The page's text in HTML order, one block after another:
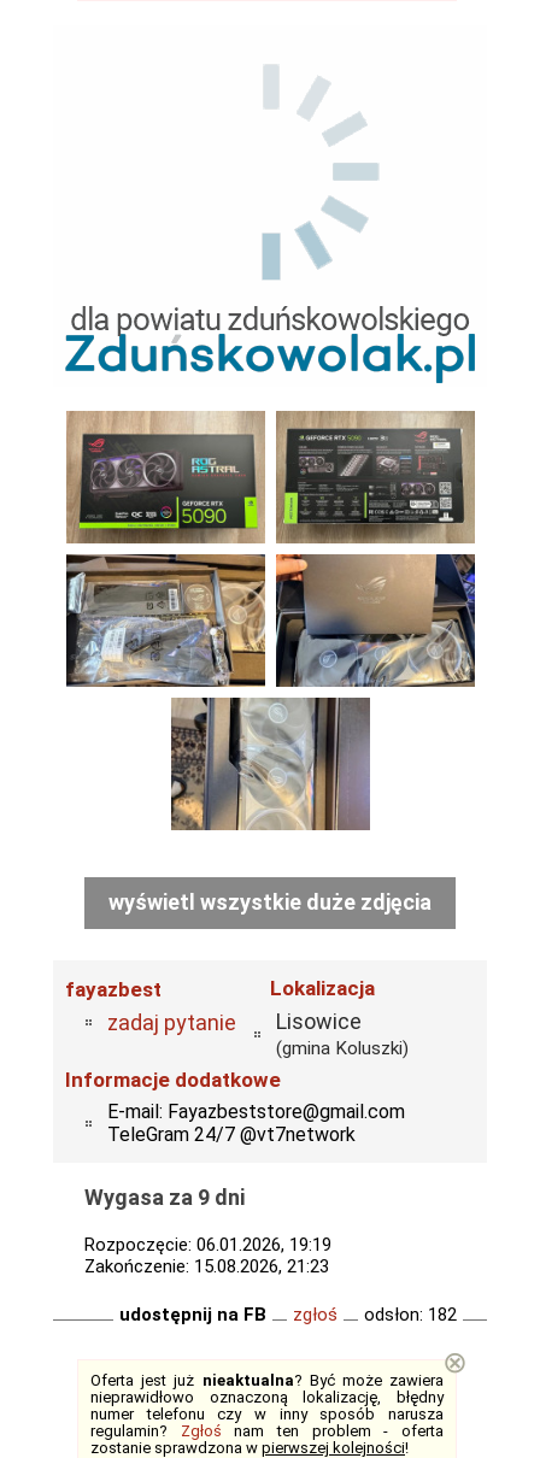
wyświetl wszystkie duże zdjęcia
fayazbest
zadaj pytanie
Lokalizacja
Lisowice
(gmina Koluszki)
Informacje dodatkowe
E-mail: Fayazbeststore@gmail.com
TeleGram 24/7 @vt7network
Wygasa za 9 dni
Rozpoczęcie: 06.01.2026, 19:19
Zakończenie: 15.08.2026, 21:23
udostępnij na FB zgłoś odsłon: 182
Oferta jest już nieaktualna? Być może zawiera
nieprawidłowo oznaczoną lokalizację, błędny
numer telefonu czy w inny sposób narusza
regulamin? Zgłoś nam ten problem - oferta
zostanie sprawdzona w pierwszej kolejności!
⊗